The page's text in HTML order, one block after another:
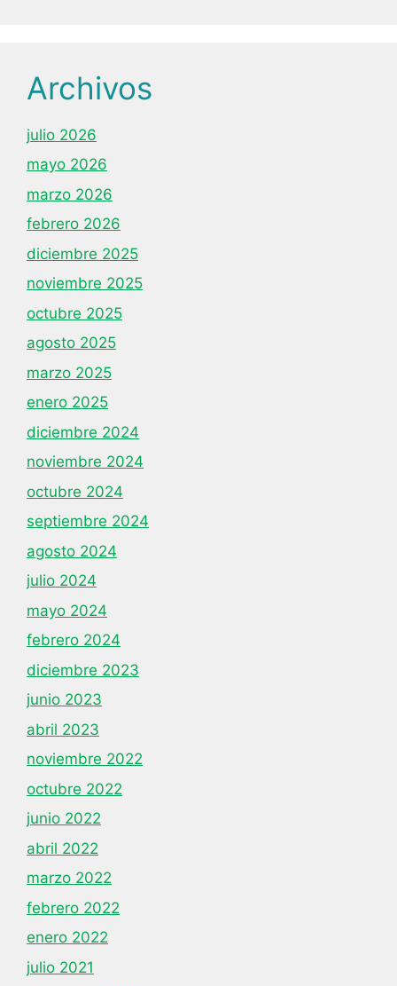
Archivos
julio 2026
mayo 2026
marzo 2026
febrero 2026
diciembre 2025
noviembre 2025
octubre 2025
agosto 2025
marzo 2025
enero 2025
diciembre 2024
noviembre 2024
octubre 2024
septiembre 2024
agosto 2024
julio 2024
mayo 2024
febrero 2024
diciembre 2023
junio 2023
abril 2023
noviembre 2022
octubre 2022
junio 2022
abril 2022
marzo 2022
febrero 2022
enero 2022
julio 2021